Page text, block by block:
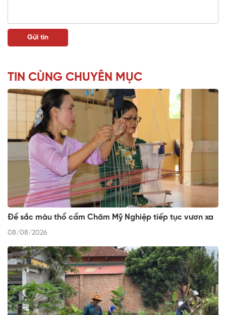
TIN CÙNG CHUYÊN MỤC
Để sắc màu thổ cẩm Chăm Mỹ Nghiệp tiếp tục vươn xa
08/08/2026